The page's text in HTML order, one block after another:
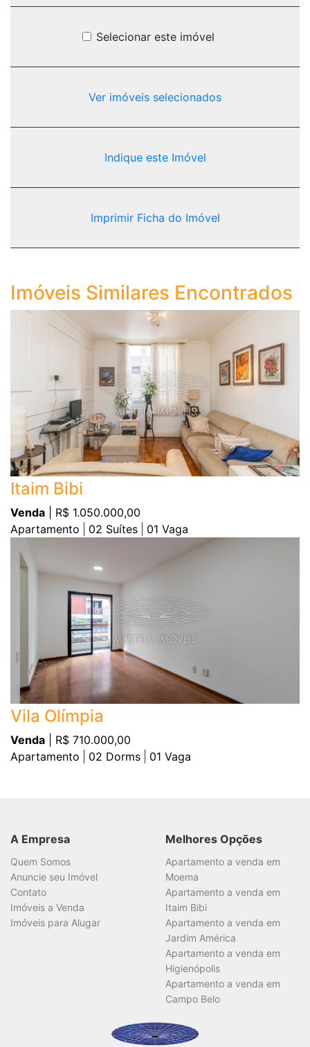
Selecionar este imóvel
Ver imóveis selecionados
Indique este Imóvel
Imprimir Ficha do Imóvel
Imóveis Similares Encontrados
Itaim Bibi
Venda | R$ 1.050.000,00
Apartamento
02 Suítes 01 Vaga
Vila Olímpia
Venda | R$ 710.000,00
Apartamento
02 Dorms 01 Vaga
A Empresa
Quem Somos
Anuncie seu Imóvel
Contato
Imóveis a Venda
Imóveis para Alugar
Melhores Opções
Apartamento a venda em
Moema
Apartamento a venda em
Itaim Bibi
Apartamento a venda em
Jardim América
Apartamento a venda em
Higienópolis
Apartamento a venda em
Campo Belo